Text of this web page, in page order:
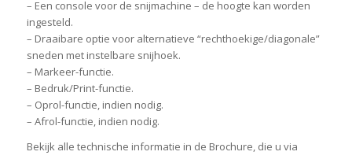
– Een console voor de snijmachine – de hoogte kan worden
ingesteld.
– Draaibare optie voor alternatieve “rechthoekige/diagonale”
sneden met instelbare snijhoek.
– Markeer-functie.
– Bedruk/Print-functie.
– Oprol-functie, indien nodig.
– Afrol-functie, indien nodig.
Bekijk alle technische informatie in de Brochure, die u via